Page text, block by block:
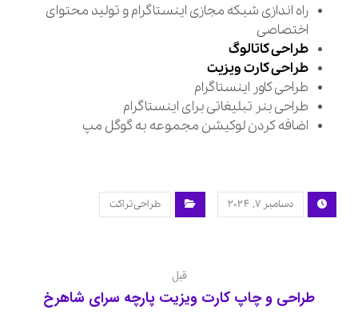
راه اندازی شبکه مجازی اینستاگرام و تولید محتوای
اختصاصی
طراحی کاتالوگ
طراحی کارت ویزیت
طراحی کاور اینستاگرام
طراحی بنر تبلیغاتی برای اینستاگرام
اضافه کردن لوکیشن مجموعه به گوگل مپ
دسامبر ۷, ۲۰۲۴ طراحی تراکت
قبل
طراحی و چاپ کارت ویزیت پارچه سرای شاهرخ